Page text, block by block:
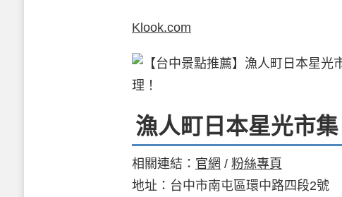
Klook.com
漁人町日本星光市集
相關連結： 官網 / 粉絲專頁
地址：台中市南屯區環中路四段2號